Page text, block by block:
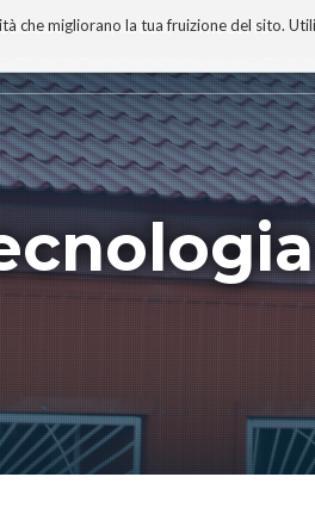
che migliorano la tua fruizione del sito.
I MIEI LIBRI PROGETTO